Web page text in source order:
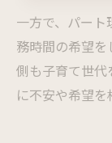
一方で、パー
務時間の希望
側も子育て世
に不安や希望を